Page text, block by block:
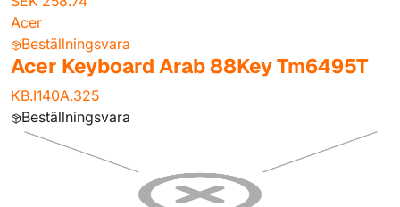
Acer
Beställningsvara
Acer Keyboard Arab 88Key Tm6495T
KB.I140A.325
Beställningsvara